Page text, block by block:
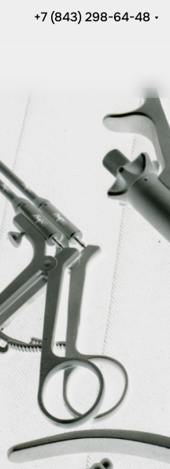
+7 (843) 298-64-48